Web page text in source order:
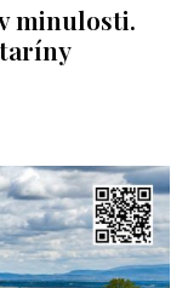
minulosti.